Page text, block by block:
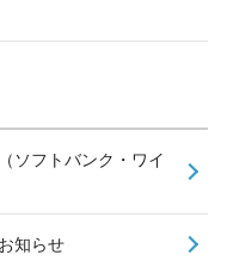
ソフトバンク・ワイ
知らせ